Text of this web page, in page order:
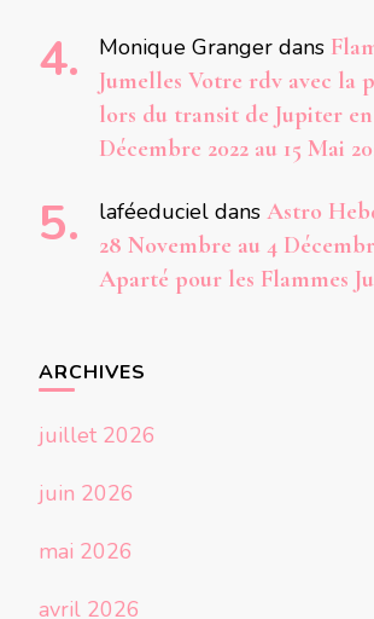
Monique Granger dans
Jumelles Votre rdv avec la
lors du transit de Jupiter
Décembre 2022 au 15 Mai
laféeduciel dans Astro
28 Novembre au 4
Aparté pour les Flammes
ARCHIVES
juillet 2026
juin 2026
mai 2026
avril 2026